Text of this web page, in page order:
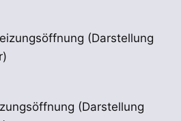
(Darstellung
(Darstellung